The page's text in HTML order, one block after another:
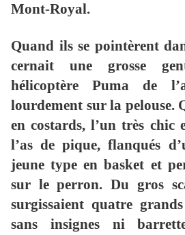
Mont-Royal.
Quand ils se pointèrent
cernait une grosse
hélicoptère Puma de
lourdement sur la pelouse.
en costards, l’un très chic
l’as de pique, flanqués
jeune type en basket et
sur le perron. Du gros
surgissaient quatre
sans insignes ni